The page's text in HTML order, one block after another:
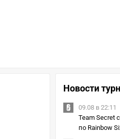
Новости
09.08 в 22:11
Team Secret
по Rainbow